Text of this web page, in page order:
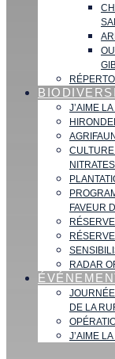
J’AIME
FAVEUR
RADAR
DE LA
J’AIME